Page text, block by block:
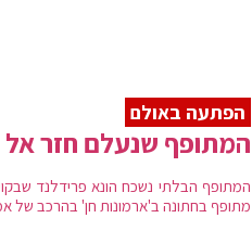
הפתעה באולם
המתופף שנעלם חזר
המתופף הבלתי נשכח הונא פרידלנד
מתופף בחתונה ב'ארמונות חן' בהרכב של